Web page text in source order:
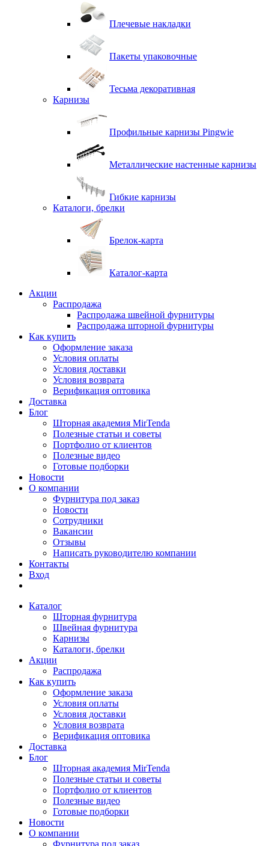
Плечевые накладки
Пакеты упаковочные
Тесьма декоративная
Карнизы
Профильные карнизы Pingwie
Металлические настенные карнизы
Гибкие карнизы
Каталоги, брелки
Брелок-карта
Каталог-карта
Акции
Распродажа
Распродажа швейной фурнитуры
Распродажа шторной фурнитуры
Как купить
Оформление заказа
Условия оплаты
Условия доставки
Условия возврата
Верификация оптовика
Доставка
Блог
Шторная академия MirTenda
Полезные статьи и советы
Портфолио от клиентов
Полезные видео
Готовые подборки
Новости
О компании
Фурнитура под заказ
Новости
Сотрудники
Вакансии
Отзывы
Написать руководителю компании
Контакты
Вход
Каталог
Шторная фурнитура
Швейная фурнитура
Карнизы
Каталоги, брелки
Акции
Распродажа
Как купить
Оформление заказа
Условия оплаты
Условия доставки
Условия возврата
Верификация оптовика
Доставка
Блог
Шторная академия MirTenda
Полезные статьи и советы
Портфолио от клиентов
Полезные видео
Готовые подборки
Новости
О компании
Фурнитура под заказ